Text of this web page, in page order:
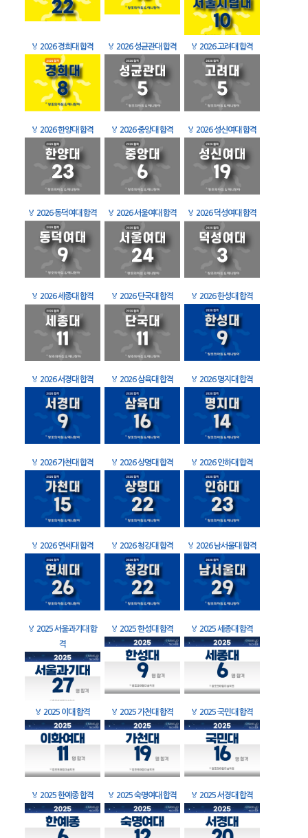
🏅 2026 경희대 합격 🏅 2026 성균관대 합격 🏅 2026 고려대 합격
🏅 2026 한양대 합격 🏅 2026 중앙대 합격 🏅 2026 성신여대 합격
🏅 2026 동덕여대 합격 🏅 2026 서울여대 합격 🏅 2026 덕성여대 합격
🏅 2026 세종대 합격 🏅 2026 단국대 합격 🏅 2026 한성대 합격
🏅 2026 서경대 합격 🏅 2026 삼육대 합격 🏅 2026 명지대 합격
🏅 2026 가천대 합격 🏅 2026 상명대 합격 🏅 2026 인하대 합격
🏅 2026 연세대 합격 🏅 2026 청강대 합격 🏅 2026 남서울대 합격
🏅 2025 서울과기대 합
격
🏅 2025 한성대 합격 🏅 2025 세종대 합격
🏅 2025 이대 합격 🏅 2025 가천대 합격 🏅 2025 국민대 합격
🏅 2025 한예종 합격 🏅 2025 숙명여대 합격 🏅 2025 서경대 합격